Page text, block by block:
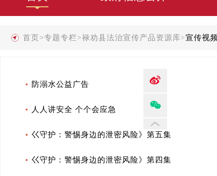
首页>专题专栏>禄劝县法治宣传产品资源库>宣传视
防溺水公益广告
人人讲安全 个个会应急
巜守护：警惕身边的泄密风险》第五集
巜守护：警惕身边的泄密风险》第四集